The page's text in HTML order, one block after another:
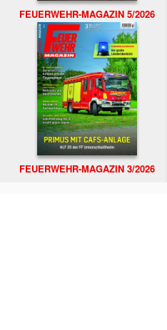
FEUERWEHR-MAGAZIN 5/2026
FEUERWEHR-MAGAZIN 3/2026